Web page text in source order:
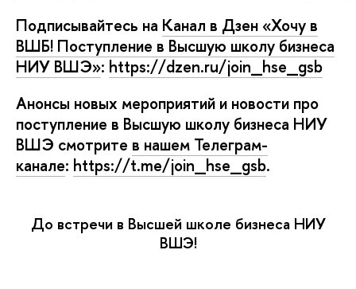
Подписывайтесь на Канал в Дзен «Хочу
ШБ! Поступление в Высшую школу бизнеса
НИУ ВШЭ»: https://dzen.ru/join_hse_gsb
Анонсы новых мероприятий и новости про
поступление в Высшую школу бизнеса НИУ
ШЭ смотрите нашем Телеграм-
канале: https://t.me/join_hse_gsb.
До встречи в Высшей школе бизнеса НИУ
ШЭ!